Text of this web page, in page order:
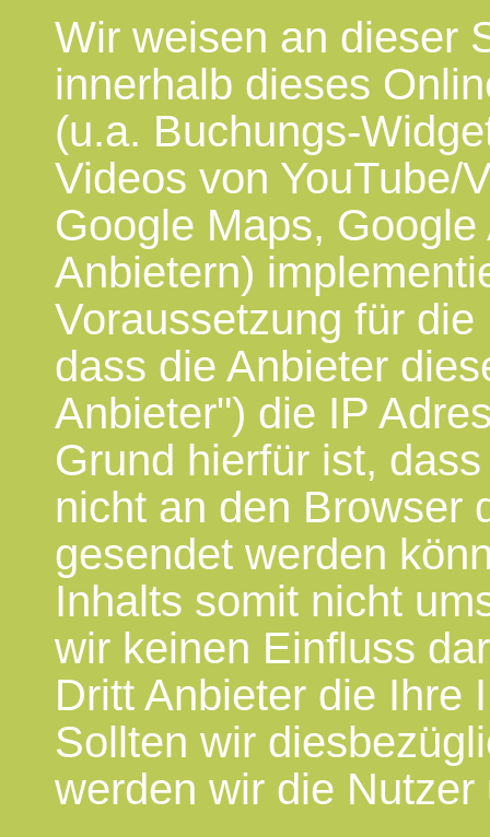
Wir weisen an dieser
innerhalb dieses
(u.a. Buchungs-
Videos von YouTube/
Google Maps,
Anbietern)
Voraussetzung für
dass die Anbieter
Anbieter") die IP
Grund hierfür ist,
nicht an den Browser
gesendet werden
Inhalts somit nicht
wir keinen Einfluss
Dritt Anbieter die Ihre
Sollten wir
werden wir die Nutzer